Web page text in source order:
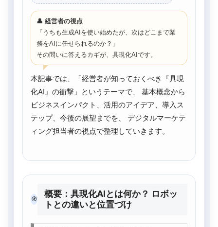
👤 経営者の視点
「うちも生成AIを使い始めたが、次はどこまで業
務をAIに任せられるのか？」
その問いに答えるカギが、具現化AIです。
本記事では、「経営者が知っておくべき『具現
化AI』の衝撃」というテーマで、 基本概念から
ビジネスインパクト、活用のアイデア、導入ス
テップ、今後の展望までを、 デジタルマーケテ
ィング担当者の視点で整理していきます。
🧭
概要：具現化AIとは何か？ ロボッ
トとの違いと位置づけ